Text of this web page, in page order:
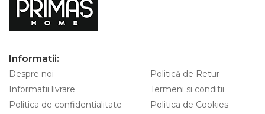
Informatii:
Despre noi
Politică de Retur
Informatii livrare
Termeni si conditii
Politica de confidentialitate
Politica de Cookies